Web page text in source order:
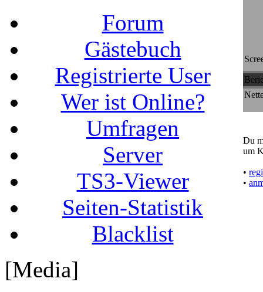
Forum
Gästebuch
Registrierte User
Wer ist Online?
Umfragen
Server
TS3-Viewer
Seiten-Statistik
Blacklist
[Media]
Du
um
•
•